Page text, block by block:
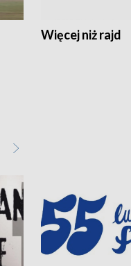
Więcej niż rajd